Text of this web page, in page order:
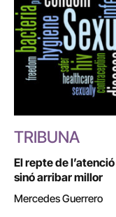
TRIBUNA
El repte de
sinó arribar millor
Mercedes Guerrero